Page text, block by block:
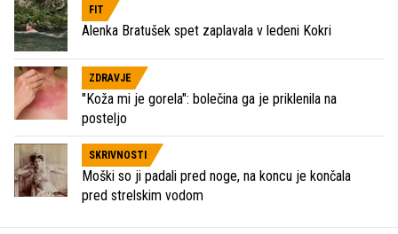
FIT
Alenka Bratušek spet zaplavala v ledeni Kokri
ZDRAVJE
"Koža mi je gorela": bolečina ga je priklenila na
posteljo
SKRIVNOSTI
Moški so ji padali pred noge, na koncu je končala
pred strelskim vodom